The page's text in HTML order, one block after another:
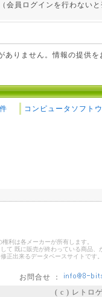
会員ログインを行わない
ありません。情報の提供
コンピュータソフト
利は各メーカーが所有します。
て 既に販売が終わっている商品
正出来るデータベースサイトで
お問合せ ：
( c ) レトロ